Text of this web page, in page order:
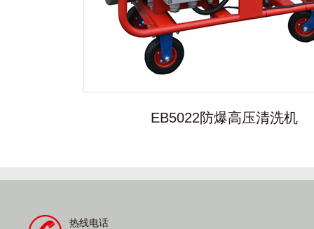
EB5022防爆高压清洗机
热线电话